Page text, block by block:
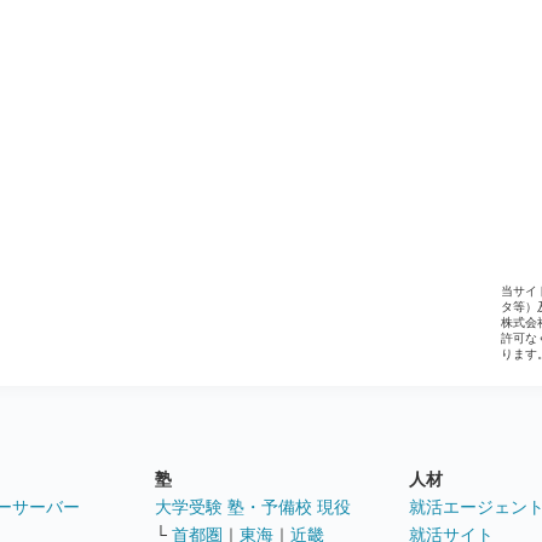
当サイ
タ等）
株式会
許可な
ります
サーバー
塾
大学受験 塾・予備校 現役
└ 首都圏 ｜ 東海 ｜ 近畿
人材
就活エージェン
就活サイト